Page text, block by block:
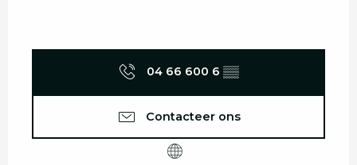
04 66 600 6 ▒▒
Contacteer ons